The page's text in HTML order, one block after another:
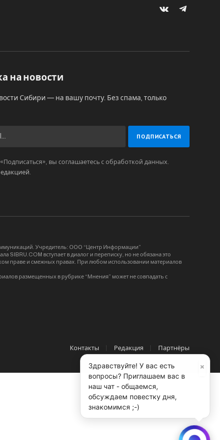
VKontakteTelegram
на новости
Сибири — на вашу почту. Без спама, только
вы соглашаетесь с обработкой данных.
Учредитель: ООО “Центр Информации”
SIBRU.COM вступает в диалог и переписку, но не обязана это
праве и смежных правах. При любом использовании материалов
размещенных в рубрике “Мнения” может не совпадать с
Контакты Редакция Партнёры
×
Здравствуйте! У вас есть
вопросы? Приглашаем вас в
наш чат - общаемся,
обсуждаем повестку дня,
знакомимся ;-)